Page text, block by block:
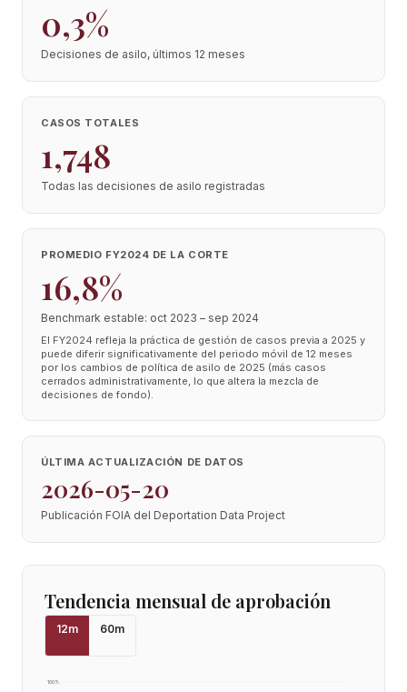
0,3%
Decisiones de asilo, últimos 12 meses
CASOS TOTALES
1,748
Todas las decisiones de asilo registradas
PROMEDIO FY2024 DE LA CORTE
16,8%
Benchmark estable: oct 2023 – sep 2024
El FY2024 refleja la práctica de gestión de casos previa a 2025 y
puede diferir significativamente del periodo móvil de 12 meses
por los cambios de política de asilo de 2025 (más casos
cerrados administrativamente, lo que altera la mezcla de
decisiones de fondo).
ÚLTIMA ACTUALIZACIÓN DE DATOS
2026-05-20
Publicación FOIA del Deportation Data Project
Tendencia mensual de aprobación
12m 60m
100%